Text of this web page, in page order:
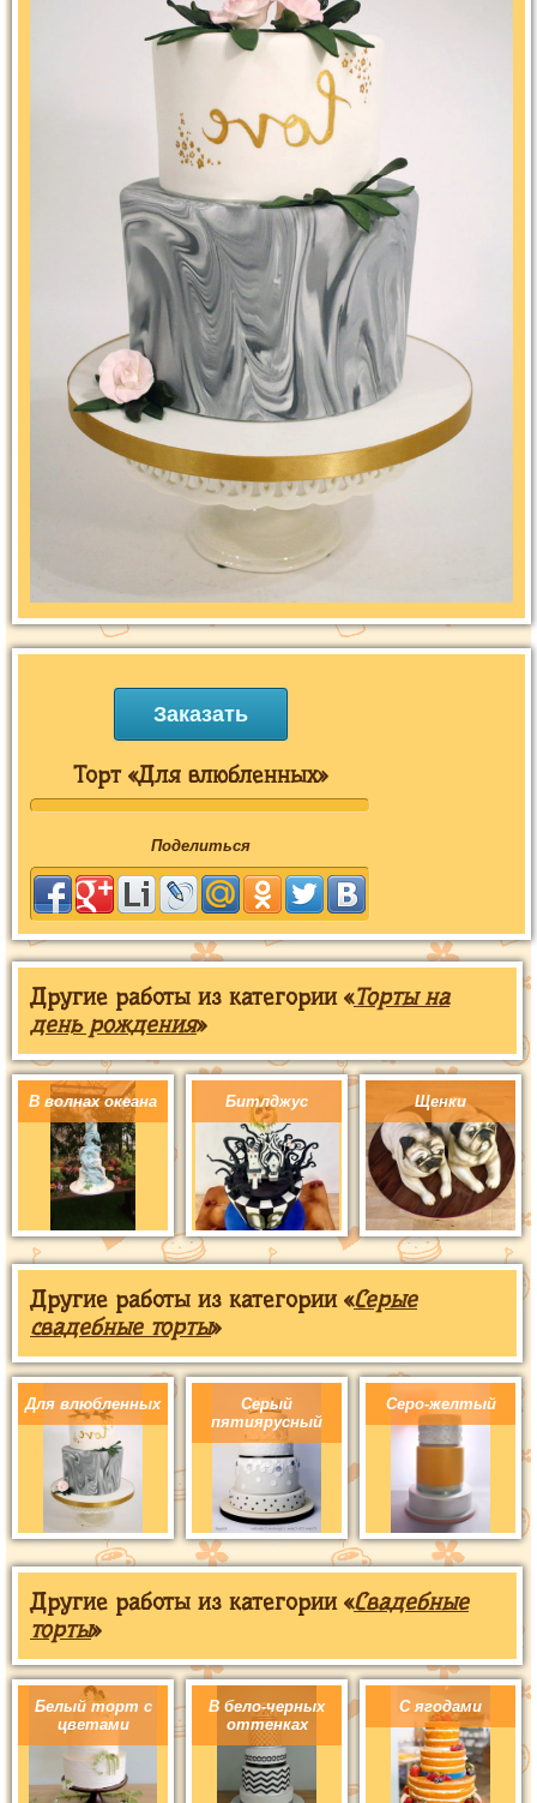
Заказать
Торт «Для влюбленных»
Поделиться
Другие работы из категории «Торты на
день рождения»
В волнах океана Битлджус Щенки
Другие работы из категории «Серые
свадебные торты»
Для влюбленных
Серый
пятиярусный
Серо-желтый
Другие работы из категории «Свадебные
торты»
Белый торт с
цветами
В бело-черных
оттенках
С ягодами